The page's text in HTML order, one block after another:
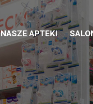
NASZE APTEKI